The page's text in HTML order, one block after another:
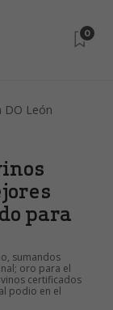
0
para
sumandos
oro para el
certificados
podio en el